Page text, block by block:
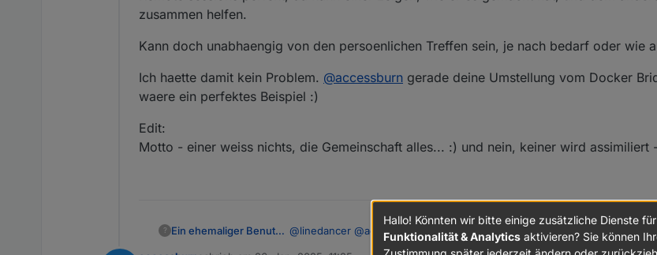
zusammen helfen.
Kann doch unabhaengig von den persoenlichen Treffen sein, je nach bedarf oder wie
Ich haette damit kein Problem. @accessburn gerade deine Umstellung vom Docker
waere ein perfektes Beispiel :)
Edit:
Motto - einer weiss nichts, die Gemeinschaft alles... :) und nein, keiner wird assimiliert
? Ein ehemaliger Benutzer @linedancer @accessburn
Hallo! Könnten wir bitte einige zusätzliche Dienste für
Funktionalität & Analytics aktivieren? Sie können